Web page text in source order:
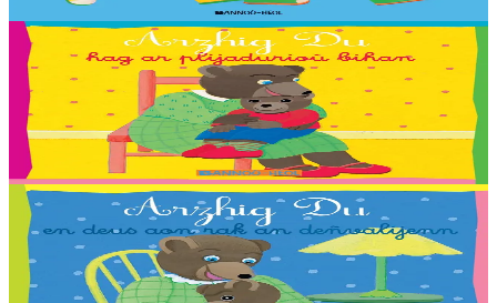
13,90 €
2 vloaz hag ouzhpenn
Bannoù-heol
Arzhig Du hag ar plijadurioù bihan
Troet gant : Malo, Sara, Loane, Thomas et Jakez-Erwan Mouton.
Er stok2,03 €
2 vloaz hag ouzhpenn
Bannoù-heol
Arzhig Du en deus aon rak an deñvalijenn